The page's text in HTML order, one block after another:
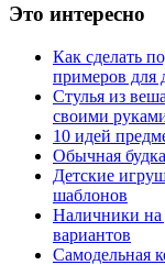
Это интересно
Как сделать
примеров для
Стулья из
своими
10 идей
Обычная
Детские
шаблонов
Наличники на
вариантов
Самодельная